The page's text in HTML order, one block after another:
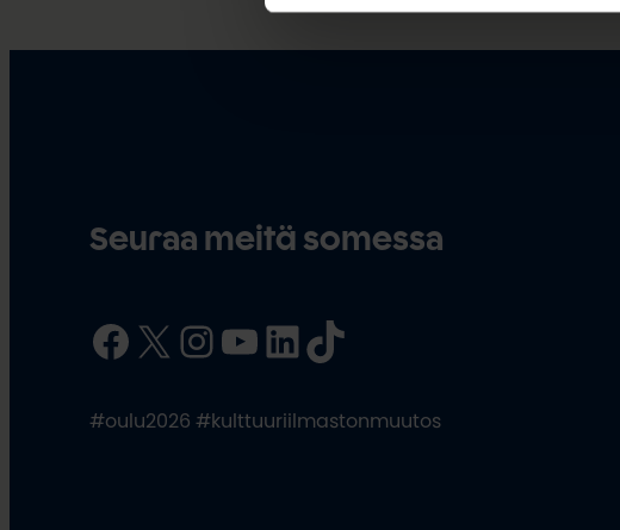
Seuraa meitä somessa
Facebook X InstagramYouTube LinkedIn TikTok
#oulu2026 #kulttuuriilmastonmuutos